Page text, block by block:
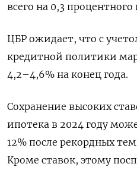
всего на 0,3 процентного
ЦБР ожидает, что с
кредитной политики
4,2–4,6% на конец года.
Сохранение высоких
ипотека в 2024 году
12% после рекордных
Кроме ставок, этому